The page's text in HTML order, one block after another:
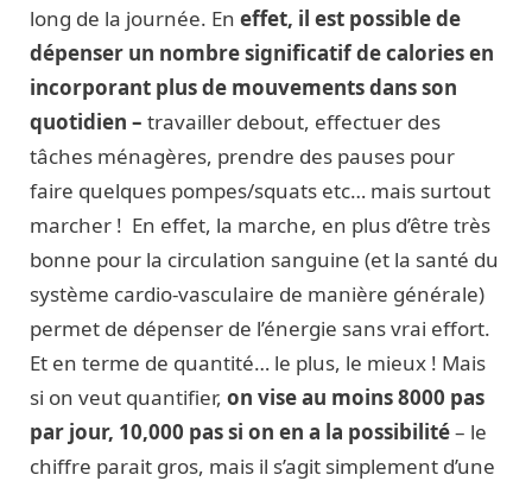
long de la journée. En effet, il est possible de
dépenser un nombre significatif de calories en
incorporant plus de mouvements dans son
quotidien – travailler debout, effectuer des
tâches ménagères, prendre des pauses pour
faire quelques pompes/squats etc… mais surtout
marcher ! En effet, la marche, en plus d’être très
bonne pour la circulation sanguine (et la santé du
système cardio-vasculaire de manière générale)
permet de dépenser de l’énergie sans vrai effort.
Et en terme de quantité… le plus, le mieux ! Mais
si on veut quantifier, on vise au moins 8000 pas
par jour, 10,000 pas si on en a la possibilité– le
chiffre parait gros, mais il s’agit simplement d’une